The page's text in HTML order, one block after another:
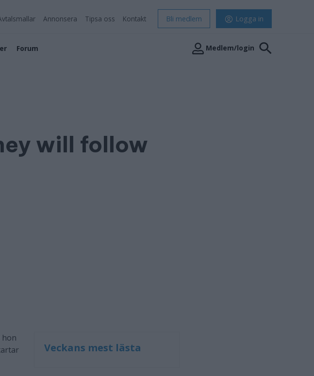
Annonsera Tipsa oss Kontakt Bli medlem Logga in
Forum Medlem/login
will follow
hon
Veckans mest lästa